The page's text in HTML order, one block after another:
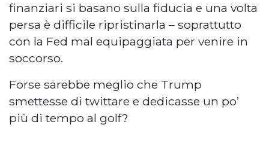
finanziari si basano sulla fiducia e una volta
persa è difficile ripristinarla – soprattutto
con la Fed mal equipaggiata per venire in
soccorso.
Forse sarebbe meglio che Trump
smettesse di twittare e dedicasse un po’
più di tempo al golf?